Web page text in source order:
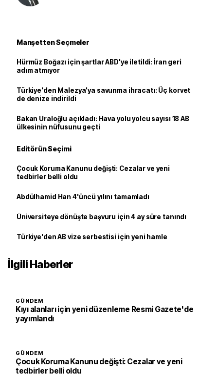
Manşetten Seçmeler
Hürmüz Boğazı için şartlar ABD'ye iletildi: İran geri
adım atmıyor
Türkiye'den Malezya'ya savunma ihracatı: Üç korvet
de denize indirildi
Bakan Uraloğlu açıkladı: Hava yolu yolcu sayısı 18 AB
ülkesinin nüfusunu geçti
Editörün Seçimi
Çocuk Koruma Kanunu değişti: Cezalar ve yeni
tedbirler belli oldu
Abdülhamid Han 4'üncü yılını tamamladı
Üniversiteye dönüşte başvuru için 4 ay süre tanındı
Türkiye'den AB vize serbestisi için yeni hamle
İlgili Haberler
GÜNDEM
Kıyı alanları için yeni düzenleme Resmi Gazete'de
yayımlandı
GÜNDEM
Çocuk Koruma Kanunu değişti: Cezalar ve yeni
tedbirler belli oldu